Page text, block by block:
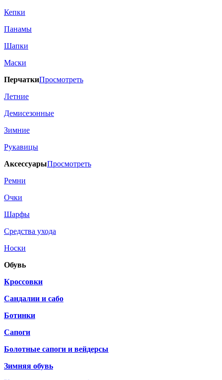
Кепки
Панамы
Шапки
Маски
ПерчаткиПросмотреть
Летние
Демисезонные
Зимние
Рукавицы
АксессуарыПросмотреть
Ремни
Очки
Шарфы
Средства ухода
Носки
Обувь
Кроссовки
Сандалии и сабо
Ботинки
Сапоги
Болотные сапоги и вейдерсы
Зимняя обувь